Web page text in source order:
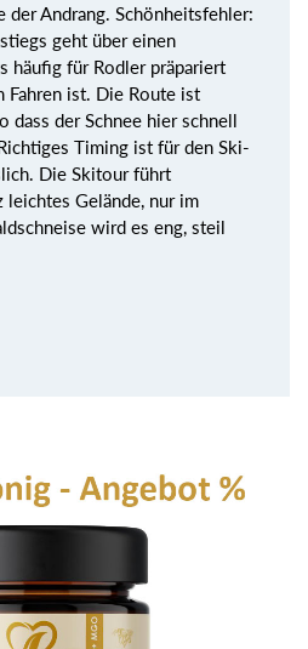
der Andrang. Schönheitsfehler:
geht über einen
häufig für Rodler präpariert
Fahren ist. Die Route ist
dass der Schnee hier schnell
Timing ist für den Ski-
Die Skitour führt
leichtes Gelände, nur im
wird es eng, steil